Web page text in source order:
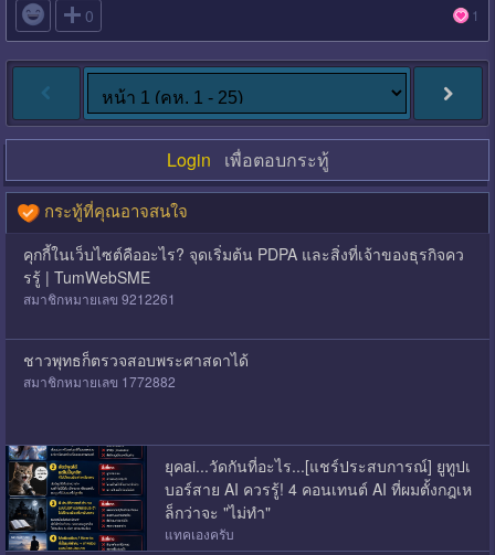
 0 1
Login เพื่อตอบกระทู้
กระทู้ที่คุณอาจสนใจ
คุกกี้ในเว็บไซต์คืออะไร? จุดเริ่มต้น PDPA และสิ่งที่เจ้าของธุรกิจคว
รรู้ | TumWebSME
สมาชิกหมายเลข 9212261
ชาวพุทธก็ตรวจสอบพระศาสดาได้
สมาชิกหมายเลข 1772882
ยุคai...วัดกันที่อะไร...[แชร์ประสบการณ์] ยูทูปเ
บอร์สาย AI ควรรู้! 4 คอนเทนต์ AI ที่ผมตั้งกฎเห
ล็กว่าจะ "ไม่ทำ"
แทคเองครับ